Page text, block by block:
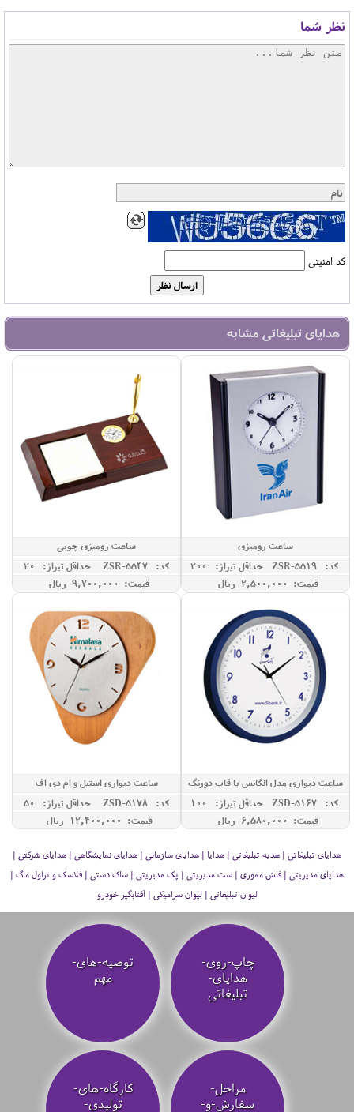
نظر شما
کد امنیتی
هدایای تبلیغاتی مشابه
ساعت رومیزی
کد: ZSR-5519
حداقل تيراژ: 200
قیمت: 2,500,000 ريال
ساعت رومیزی چوبی
کد: ZSR-5547
حداقل تيراژ: 20
قیمت: 9,700,000 ريال
ساعت دیواری مدل الگانس با قاب دورنگ
کد: ZSD-5167
حداقل تيراژ: 100
قیمت: 6,580,000 ريال
ساعت دیواری استیل و ام دی اف
کد: ZSD-5178
حداقل تيراژ: 50
قیمت: 12,400,000 ريال
هدایای تبلیغاتی | هدیه تبلیغاتی | هدایا | هدایای سازمانی | هدایای نمایشگاهی | هدایای شرکتی |
هدایای مدیریتی | فلش مموری | ست مدیریتی | پک مدیریتی | ساک دستی | فلاسک و تراول ماگ |
لیوان تبلیغاتی | لیوان سرامیکی | آفتابگیر خودرو
چاپ-روی-
هدایای-
تبلیغاتی
توصیه‌-های-
مهم
مراحل-
سفارش-و-
کارگاه-های-
تولیدی-